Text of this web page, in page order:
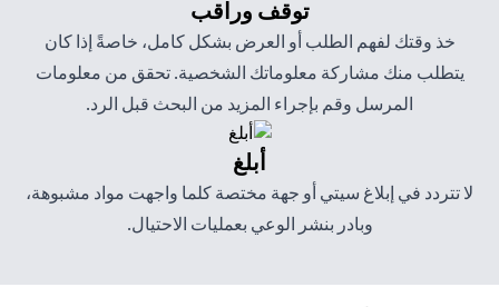
توقف وراقب
خذ وقتك لفهم الطلب أو العرض بشكل كامل، خاصةً إذا كان
يتطلب منك مشاركة معلوماتك الشخصية. تحقق من معلومات
المرسل وقم بإجراء المزيد من البحث قبل الرد.
أبلغ
لا تتردد في إبلاغ سيتي أو جهة مختصة كلما واجهت مواد مشبوهة،
وبادر بنشر الوعي بعمليات الاحتيال.